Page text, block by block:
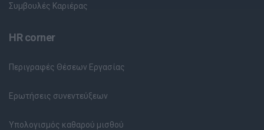
Συμβουλές Καριέρας
HR corner
Περιγραφές Θέσεων Εργασίας
Ερωτήσεις συνεντεύξεων
Υπολογισμός καθαρού μισθού